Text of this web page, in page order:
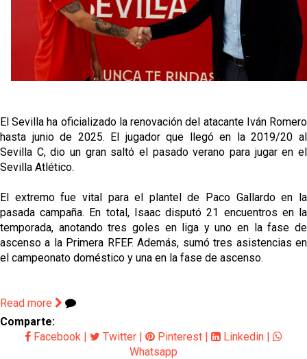
El Sevilla oficializa el traspaso de Sow
Miguel Sierra: La temporada pasada se vio
reflejado que podemos tirar para delante y
trabajamos con ilusión
OFICIAL | Juanlu se marcha al Bournemouth
El Sevilla ha oficializado la renovación del atacante Iván Romero
hasta junio de 2025. El jugador que llegó en la 2019/20 al
Sevilla C, dio un gran saltó el pasado verano para jugar en el
Sevilla Atlético.
El extremo fue vital para el plantel de Paco Gallardo en la
pasada campaña. En total, Isaac disputó 21 encuentros en la
temporada, anotando tres goles en liga y uno en la fase de
ascenso a la Primera RFEF. Además, sumó tres asistencias en
el campeonato doméstico y una en la fase de ascenso.
Read more
Comparte:
Facebook | Twitter | Pinterest | Linkedin |
Whatsapp